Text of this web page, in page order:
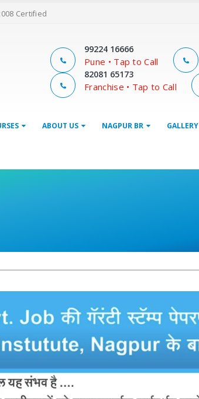
Certified
99224 16666
Pune • Tap to Call
82081 65173
Franchise • Tap to Call
ABOUT US NAGPUR BR GALLERY